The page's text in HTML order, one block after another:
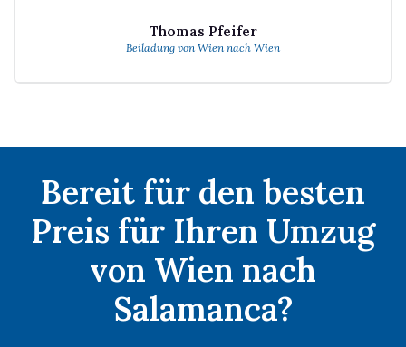
Thomas Pfeifer
Beiladung von Wien nach Wien
Bereit für den besten
Preis für Ihren Umzug
von Wien nach
Salamanca?